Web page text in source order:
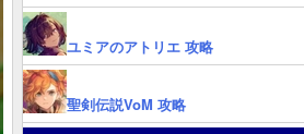
ユミアのアトリエ 攻略
聖剣伝説VoM 攻略